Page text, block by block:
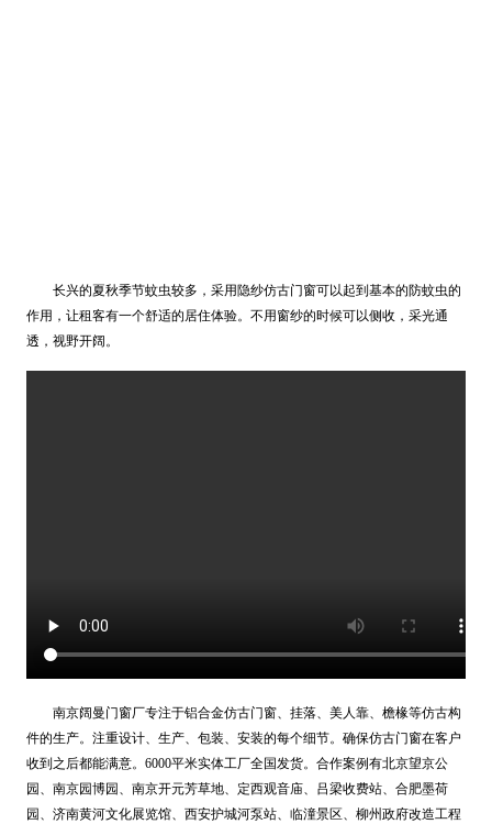
长兴的夏秋季节蚊虫较多，采用隐纱仿古门窗可以起到基本的防蚊虫的
作用，让租客有一个舒适的居住体验。不用窗纱的时候可以侧收 ，采光通
透，视野开阔。
南京阔曼门窗厂专注于铝合金仿古门窗、挂落、美人靠、檐椽等仿古构
件的生产。注重设计、生产、包装、安装的每个细节。确保仿古门窗在客户
收到之后都能满意。6000平米实体工厂全国发货。合作案例有北京望京公
园、南京园博园、南京开元芳草地、定西观音庙、吕梁收费站、合肥墨荷
园、济南黄河文化展览馆、西安护城河泵站、临潼景区、柳州政府改造工程